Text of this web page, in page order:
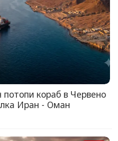
кораб в Червено
Иран - Оман